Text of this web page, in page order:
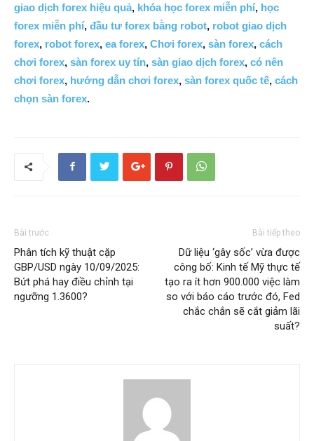
giao dịch forex hiệu quả, khóa học forex miễn phí, học
forex miễn phí, đầu tư forex bằng robot, robot giao dịch
forex, robot forex, ea forex, Chơi forex, sàn forex, cách
chơi forex, sàn forex uy tín, sàn giao dịch forex, có nên
chơi forex, hướng dẫn chơi forex, sàn forex quốc tế, cách
chọn sàn forex.
Bài trước
Phân tích kỹ thuật cặp
GBP/USD ngày 10/09/2025:
Bứt phá hay điều chỉnh tại
ngưỡng 1.3600?
Bài tiếp theo
Dữ liệu ‘gây sốc’ vừa được
công bố: Kinh tế Mỹ thực tế
tạo ra ít hơn 900.000 việc làm
so với báo cáo trước đó, Fed
chắc chắn sẽ cắt giảm lãi
suất?